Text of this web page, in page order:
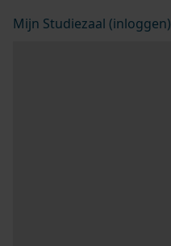
Mijn Studiezaal (inloggen)